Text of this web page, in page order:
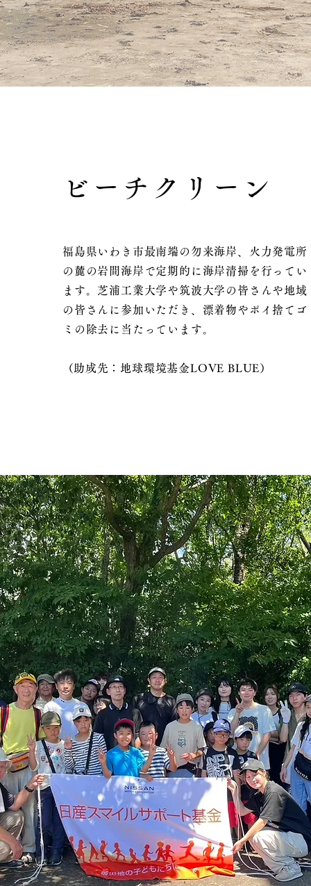
ビーチクリーン
福島県いわき市最南端の勿来海岸、火力発電所
の麓の岩間海岸で定期的に海岸清掃を行ってい
ます。芝浦工業大学や筑波大学の皆さんや地域
の皆さんに参加いただき、漂着物やポイ捨てゴ
ミの除去に当たっています。
​（助成先：地球環境基金LOVE BLUE）